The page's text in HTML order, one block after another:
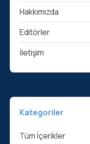
Hakkımızda
Editörler
İletişim
Kategoriler
Tüm İçerikler